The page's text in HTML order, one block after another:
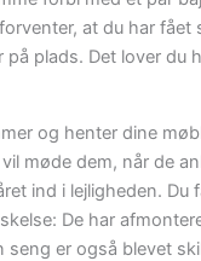
at du har fået
plads. Det lover du
og henter dine
møde dem, når de
ind i lejligheden. Du
De har
seng er også blevet